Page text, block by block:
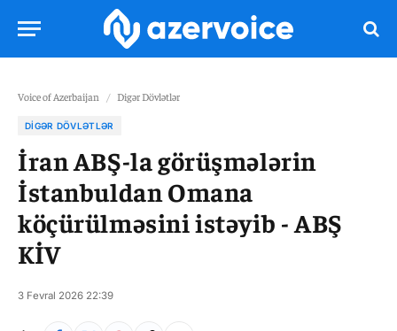
Voice of Azerbaijan / Digər Dövlətlər
DIGƏR DÖVLƏTLƏR
İran ABŞ-la görüşmələrin
İstanbuldan Omana
köçürülməsini istəyib - ABŞ
KİV
3 Fevral 2026 22:39